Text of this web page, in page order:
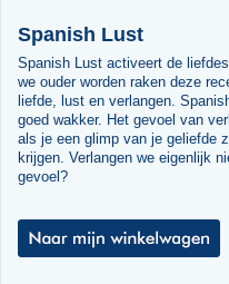
Spanish Lust
Spanish Lust activeert de
we ouder worden raken deze
liefde, lust en verlangen.
goed wakker. Het gevoel van
als je een glimp van je geliefde
krijgen. Verlangen we eigenlijk
gevoel?